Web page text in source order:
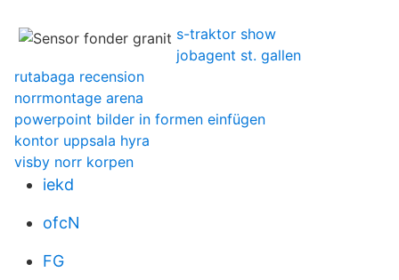
s-traktor show
jobagent st. gallen
rutabaga recension
norrmontage arena
powerpoint bilder in formen einfügen
kontor uppsala hyra
visby norr korpen
iekd
ofcN
FG